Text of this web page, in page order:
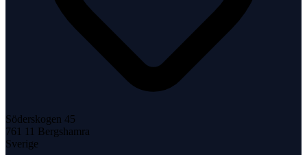
Söderskogen 45
761 11 Bergshamra
Sverige